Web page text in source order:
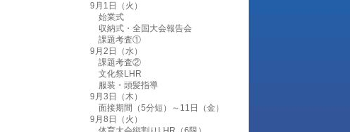
9月1日（火）
始業式
収納式・全国大会報告会
課題考査①
9月2日（水）
課題考査②
文化祭LHR
服装・頭髪指導
9月3日（木）
面接期間（5分短）～11日（金）
9月8日（火）